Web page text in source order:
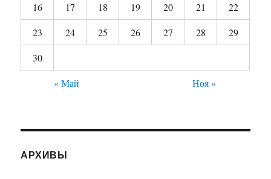
16
17 18 19 20 21
22
23
24 25 26 27 28
29
30
« Май
Ноя »
АРХИВЫ